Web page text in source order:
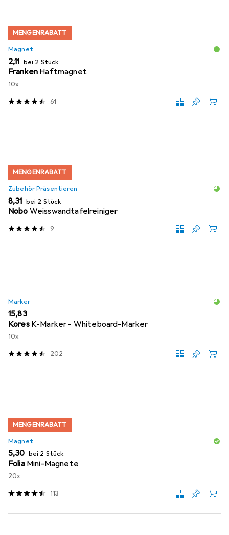
MENGENRABATT
Magnet
EUR
2,11 bei 2 Stück
Franken Haftmagnet
10x
61
MENGENRABATT
Zubehör Präsentieren
EUR
8,31 bei 2 Stück
Nobo Weisswandtafelreiniger
9
Marker
EUR
15,83
Kores K-Marker - Whiteboard-Marker
10x
202
MENGENRABATT
Magnet
EUR
5,30 bei 2 Stück
Folia Mini-Magnete
20x
113